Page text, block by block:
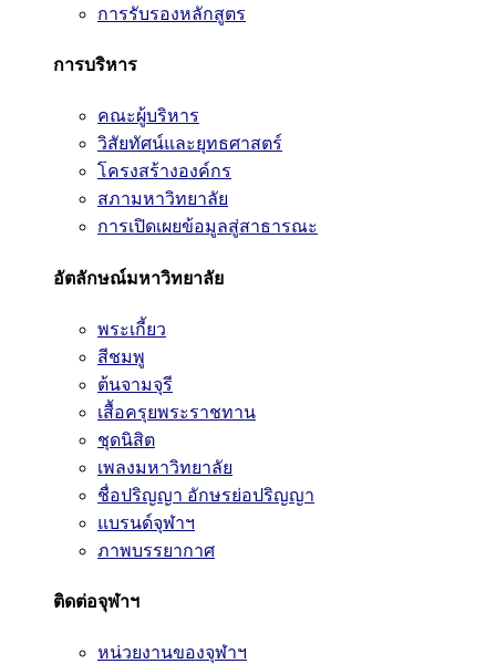
การรับรองหลักสูตร
การบริหาร
คณะผู้บริหาร
วิสัยทัศน์และยุทธศาสตร์
โครงสร้างองค์กร
สภามหาวิทยาลัย
การเปิดเผยข้อมูลสู่สาธารณะ
อัตลักษณ์มหาวิทยาลัย
พระเกี้ยว
สีชมพู
ต้นจามจุรี
เสื้อครุยพระราชทาน
ชุดนิสิต
เพลงมหาวิทยาลัย
ชื่อปริญญา อักษรย่อปริญญา
แบรนด์จุฬาฯ
ภาพบรรยากาศ
ติดต่อจุฬาฯ
หน่วยงานของจุฬาฯ